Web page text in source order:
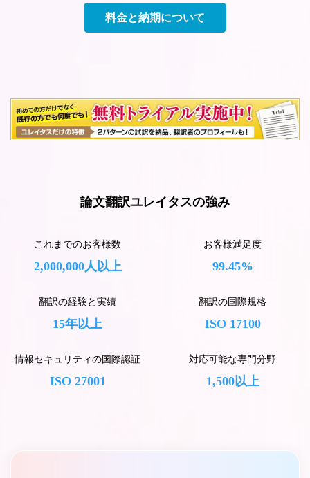
料金と納期について
論文翻訳ユレイタスの強み
これまでのお客様数
2,000,000人以上
お客様満足度
99.45%
翻訳の経験と実績
15年以上
翻訳の国際規格
ISO 17100
情報セキュリティの国際認証
ISO 27001
対応可能な専門分野
1,500以上